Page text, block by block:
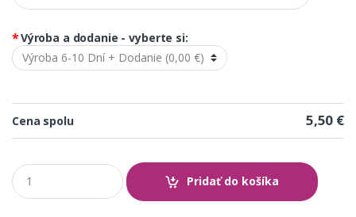
*Výroba a dodanie - vyberte si:
Cena spolu 5,50 €
Q
u
a
Pridať do košíka